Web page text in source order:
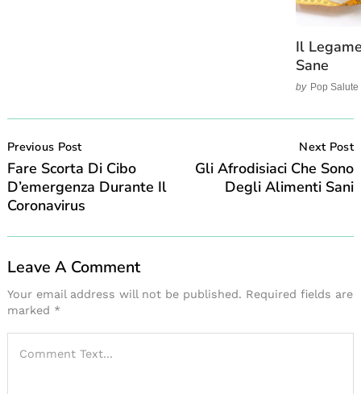
Il
Sane
by Pop Salute
Navigation
Previous Post
Fare Scorta Di Cibo
D’emergenza Durante Il
Coronavirus
Next Post
Gli Afrodisiaci Che Sono
Degli Alimenti Sani
Leave A Comment
Your email address will not be published. Required fields are
marked *